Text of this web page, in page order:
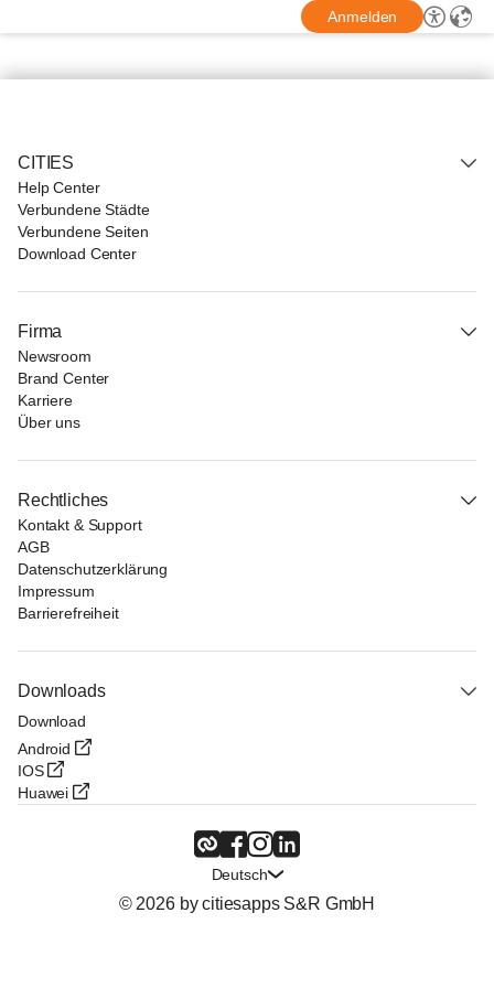
Anmelden
CITIES
Help Center
Verbundene Städte
Verbundene Seiten
Download Center
Firma
Newsroom
Brand Center
Karriere
Über uns
Rechtliches
Kontakt & Support
AGB
Datenschutzerklärung
Impressum
Barrierefreiheit
Downloads
Download
Android
IOS
Huawei
Deutsch
© 2026 by citiesapps S&R GmbH